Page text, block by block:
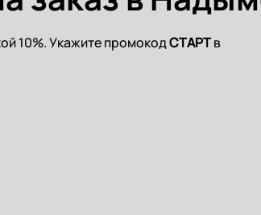
10%. Укажите промокодСТАРТв